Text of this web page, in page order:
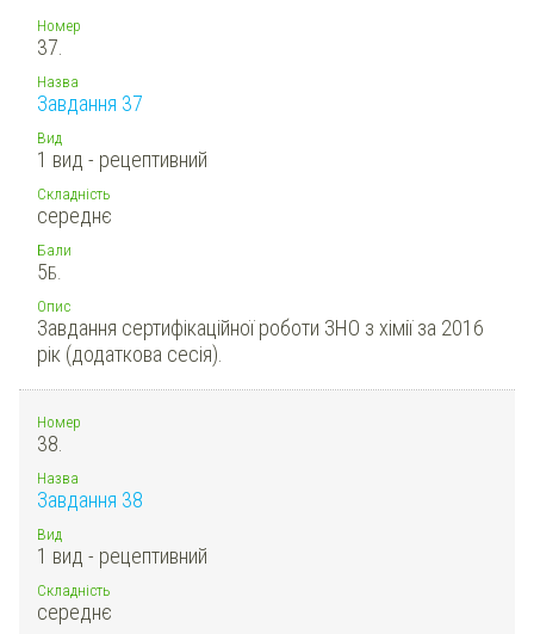
Номер
37.
Назва
Завдання 37
Вид
1 вид - рецептивний
Складність
середнє
Бали
5Б.
Опис
Завдання сертифікаційної роботи ЗНО з хімії за 2016
рік (додаткова сесія).
Номер
38.
Назва
Завдання 38
Вид
1 вид - рецептивний
Складність
середнє